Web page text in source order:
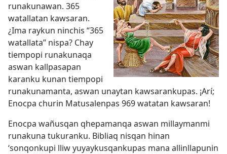
runakunawan. 365
watallatan kawsaran.
¿Ima raykun ninchis “365
watallata” nispa? Chay
tiempopi runakunaqa
aswan kallpasapan
karanku kunan tiempopi
runakunamanta, aswan unaytan kawsarankupas. ¡Arí;
Enocpa churin Matusalenpas 969 watatan kawsaran!
Enocpa wañusqan qhepamanqa aswan millaymanmi
runakuna tukuranku. Bibliaq nisqan hinan
‘sonqonkupi lliw yuyaykusqankupas mana allinllapunin